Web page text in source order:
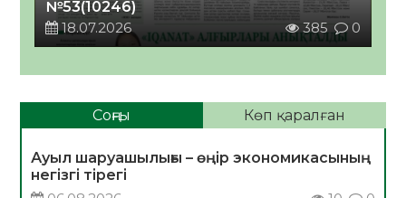
№53(10246)
18.07.2026
385 0
Соңғы Көп қаралған
Ауыл шаруашылығы – өңір экономикасының
негізгі тірегі